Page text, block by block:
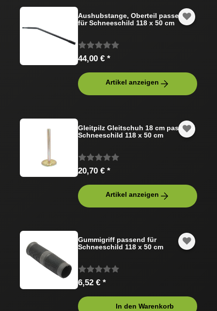
Aushubstange, Oberteil passend
für Schneeschild 118 x 50 cm
44,00 € *
Artikel anzeigen
Gleitpilz Gleitschuh 18 cm passend
Schneeschild 118 x 50 cm
20,70 € *
Artikel anzeigen
Gummigriff passend für
Schneeschild 118 x 50 cm
6,52 € *
In den Warenkorb